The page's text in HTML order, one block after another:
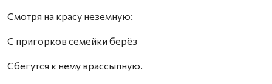
Смотря на красу неземную:
С пригорков семейки берёз
Сбегутся к нему врассыпную.